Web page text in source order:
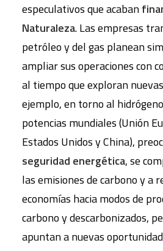
especulativos que acaban
Naturaleza. Las empresas
petróleo y del gas planean
ampliar sus operaciones con
al tiempo que exploran
ejemplo, en torno al
potencias mundiales (Unión
Estados Unidos y China),
seguridad energética, se
las emisiones de carbono y a
economías hacia modos de
carbono y descarbonizados,
apuntan a nuevas